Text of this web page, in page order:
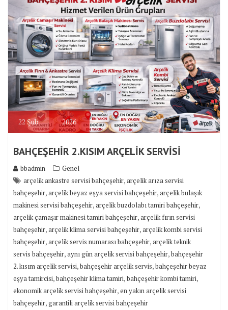
22 Şub 2026
BAHÇEŞEHİR 2.KISIM ARÇELİK SERVİSİ
bbadmin
Genel
arçelik ankastre servisi bahçeşehir,arçelik arıza servisi
bahçeşehir,arçelik beyaz eşya servisi bahçeşehir,arçelik bulaşık
makinesi servisi bahçeşehir,arçelik buzdolabı tamiri bahçeşehir,
arçelik çamaşır makinesi tamiri bahçeşehir,arçelik fırın servisi
bahçeşehir,arçelik klima servisi bahçeşehir,arçelik kombi servisi
bahçeşehir,arçelik servis numarası bahçeşehir,arçelik teknik
servis bahçeşehir,aynı gün arçelik servisi bahçeşehir,bahçeşehir
2. kısım arçelik servisi,bahçeşehir arçelik servis,bahçeşehir beyaz
eşya tamircisi,bahçeşehir klima tamiri,bahçeşehir kombi tamiri,
ekonomik arçelik servisi bahçeşehir,en yakın arçelik servisi
bahçeşehir,garantili arçelik servisi bahçeşehir